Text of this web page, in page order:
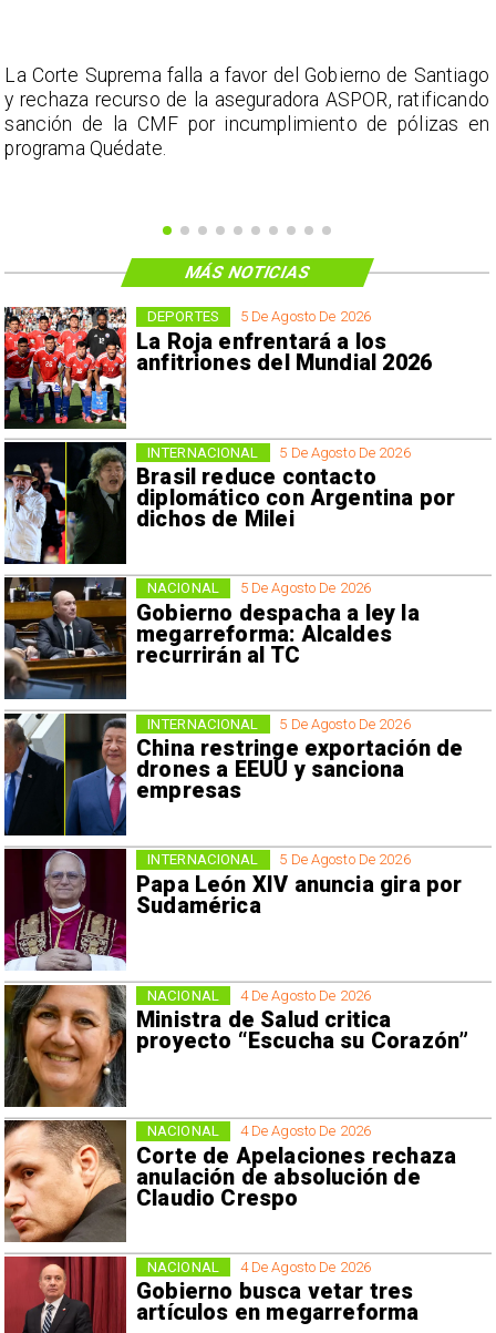
La Corte Suprema falla a favor del Gobierno de Santiago
y rechaza recurso de la aseguradora ASPOR, ratificando
sanción de la CMF por incumplimiento de pólizas en
programa Quédate.
5 De Agosto De 2026
La Roja enfrentará a los
anfitriones del Mundial 2026
DEPORTES
5 De Agosto De 2026
Brasil reduce contacto
diplomático con Argentina por
dichos de Milei
INTERNACIONAL
5 De Agosto De 2026
Gobierno despacha a ley la
megarreforma: Alcaldes
recurrirán al TC
NACIONAL
5 De Agosto De 2026
China restringe exportación de
drones a EEUU y sanciona
empresas
INTERNACIONAL
5 De Agosto De 2026
Papa León XIV anuncia gira por
Sudamérica
INTERNACIONAL
4 De Agosto De 2026
Ministra de Salud critica
proyecto “Escucha su Corazón”
NACIONAL
4 De Agosto De 2026
Corte de Apelaciones rechaza
anulación de absolución de
Claudio Crespo
NACIONAL
4 De Agosto De 2026
Gobierno busca vetar tres
artículos en megarreforma
NACIONAL
MÁS NOTICIAS